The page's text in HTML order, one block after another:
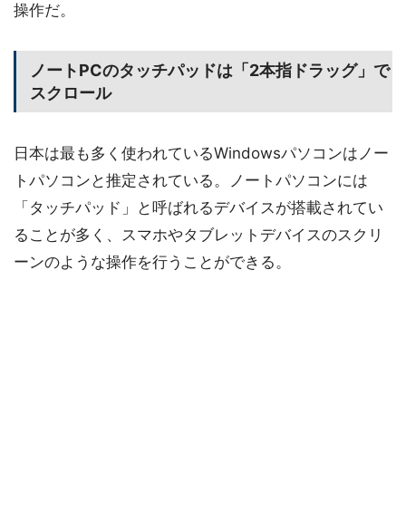
操作だ。
ノートPCのタッチパッドは「2本指ドラッグ」で
スクロール
日本は最も多く使われているWindowsパソコンはノー
トパソコンと推定されている。ノートパソコンには
「タッチパッド」と呼ばれるデバイスが搭載されてい
ることが多く、スマホやタブレットデバイスのスクリ
ーンのような操作を行うことができる。